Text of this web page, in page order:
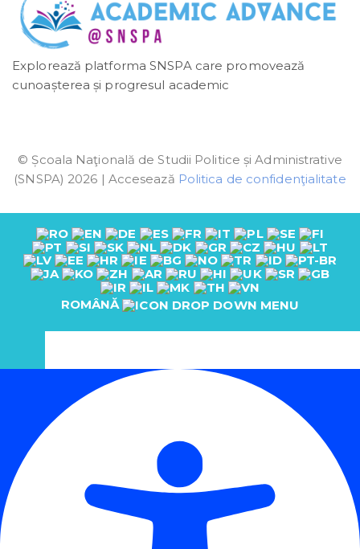
Explorează platforma SNSPA care promovează
cunoașterea și progresul academic
© Școala Naţională de Studii Politice și Administrative
(SNSPA) 2026 | Accesează Politica de confidenţialitate
ROMÂNĂ